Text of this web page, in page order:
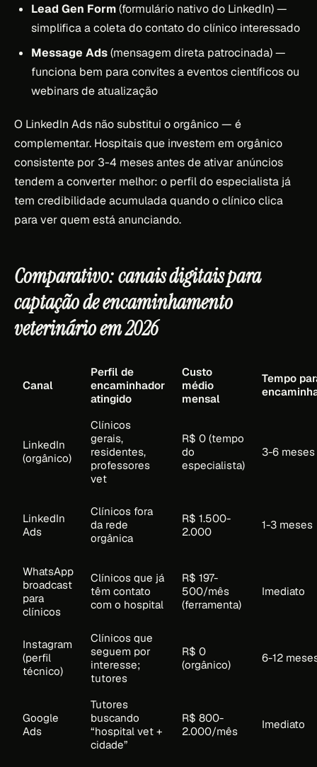
Lead Gen Form(formulário nativo do LinkedIn) —
simplifica a coleta do contato do clínico interessado
Message Ads(mensagem direta patrocinada) —
funciona bem para convites a eventos científicos ou
webinars de atualização
O LinkedIn Ads não substitui o orgânico — é
complementar. Hospitais que investem em orgânico
consistente por 3-4 meses antes de ativar anúncios
tendem a converter melhor: o perfil do especialista já
tem credibilidade acumulada quando o clínico clica
para ver quem está anunciando.
Comparativo: canais digitais para
captação de encaminhamento
veterinário em 2026
Canal
Perfil de
encaminhador
atingido
Custo
médio
mensal
Tempo
LinkedIn
(orgânico)
Clínicos
gerais,
residentes,
professores
vet
R$ 0 (tempo
do
especialista)
3-6 meses
LinkedIn
Ads
Clínicos fora
da rede
orgânica
R$ 1.500-
2.000
1-3 meses
WhatsApp
broadcast
para
clínicos
Clínicos que já
têm contato
com o hospital
R$ 197-
500/mês
(ferramenta)
Imediato
Instagram
(perfil
técnico)
Clínicos que
seguem por
interesse;
tutores
R$ 0
(orgânico)
6-12
Google
Ads
Tutores
buscando
“hospital vet +
cidade”
R$ 800-
2.000/mês
Imediato